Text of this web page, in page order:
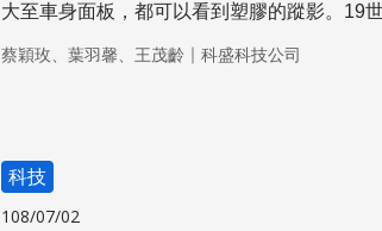
大至車身面板，都可以看到塑膠的蹤影。
合人工智慧，達到技術與材質的新突破。
蔡穎玫、葉羽馨、王茂齡｜ 科盛科技公司
科技
108/07/02